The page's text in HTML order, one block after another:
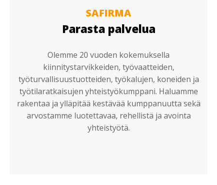
SAFIRMA
Parasta palvelua
Olemme 20 vuoden kokemuksella
kiinnitystarvikkeiden, työvaatteiden,
työturvallisuustuotteiden, työkalujen, koneiden ja
työtilaratkaisujen yhteistyökumppani. Haluamme
rakentaa ja ylläpitää kestävää kumppanuutta sekä
arvostamme luotettavaa, rehellistä ja avointa
yhteistyötä.